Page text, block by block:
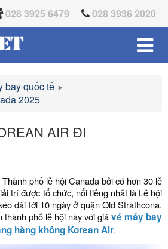
028 3925 6479 028 3936 2020
bay quốc tế
2025
AIR ĐI
phố lễ hội Canada bởi có hơn 30 lễ
trí được tổ chức, nổi tiếng nhất là Lễ hội
dài tới 10 ngày ở quận Old Strathcona.
thành phố lễ hội này với giávé máy bay
hàng không Korean Air.